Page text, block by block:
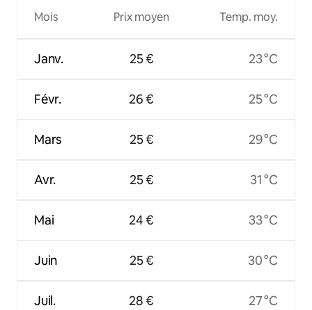
Mois
Janv.
Févr.
Mars
Avr.
Mai
Juin
Juil.
Prix moyen
25 €
26 €
25 €
25 €
24 €
25 €
28 €
Temp. moy.
23 °C
25 °C
29 °C
31 °C
33 °C
30 °C
27 °C